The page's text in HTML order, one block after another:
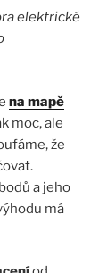
elektrické
na mapě
moc, ale
že
a jeho
má